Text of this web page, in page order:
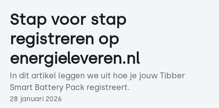
Stap voor stap
registreren op
energieleveren.nl
In dit artikel leggen we uit hoe je jouw Tibber
Smart Battery Pack registreert.
28 januari 2026